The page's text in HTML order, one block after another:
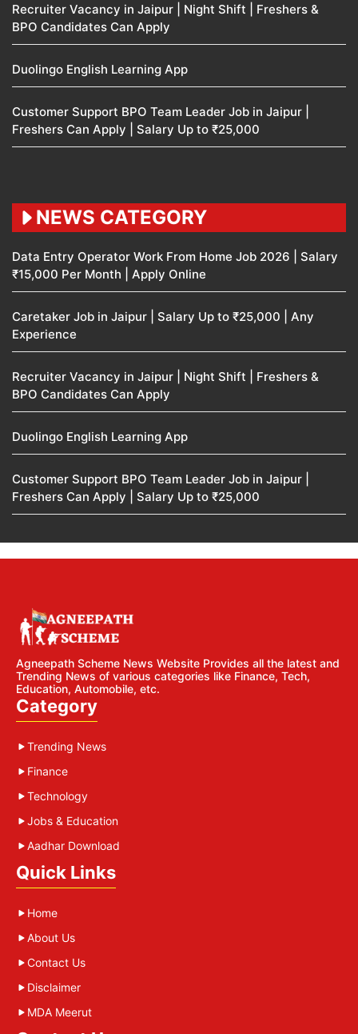
Recruiter Vacancy in Jaipur | Night Shift | Freshers &
BPO Candidates Can Apply
Duolingo English Learning App
Customer Support BPO Team Leader Job in Jaipur |
Freshers Can Apply | Salary Up to ₹25,000
NEWS CATEGORY
Data Entry Operator Work From Home Job 2026 | Salary
₹15,000 Per Month | Apply Online
Caretaker Job in Jaipur | Salary Up to ₹25,000 | Any
Experience
Recruiter Vacancy in Jaipur | Night Shift | Freshers &
BPO Candidates Can Apply
Duolingo English Learning App
Customer Support BPO Team Leader Job in Jaipur |
Freshers Can Apply | Salary Up to ₹25,000
Agneepath Scheme News Website Provides all the latest and
Trending News of various categories like Finance, Tech,
Education, Automobile, etc.
Category
Trending News
Finance
Technology
Jobs & Education
Aadhar Download
Quick Links
Home
About Us
Contact Us
Disclaimer
MDA Meerut